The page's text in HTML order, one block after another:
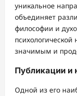
уникальное
объединяет
философии и
психологической
значимым и
Публикации и
Одной из его